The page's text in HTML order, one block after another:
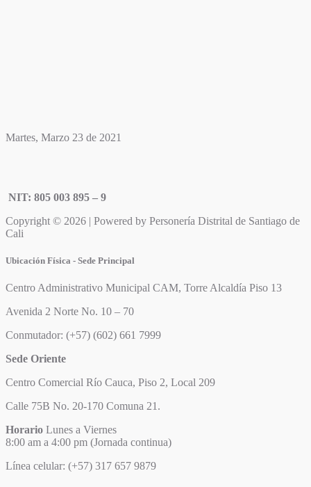
Martes, Marzo 23 de 2021
NIT: 805 003 895 – 9
Copyright © 2026 | Powered by Personería Distrital de Santiago de
Cali
Ubicación Física - Sede Principal
Centro Administrativo Municipal CAM, Torre Alcaldía Piso 13
Avenida 2 Norte No. 10 – 70
Conmutador: (+57) (602) 661 7999
Sede Oriente
Centro Comercial Río Cauca, Piso 2, Local 209
Calle 75B No. 20-170 Comuna 21.
Horario Lunes a Viernes
8:00 am a 4:00 pm (Jornada continua)
Línea celular: (+57) 317 657 9879